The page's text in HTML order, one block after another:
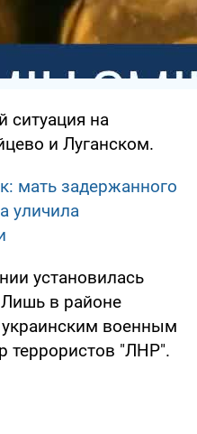
ситуация на
и Луганском.
мать задержанного
уличила
установилась
в районе
военным
террористов "ЛНР".